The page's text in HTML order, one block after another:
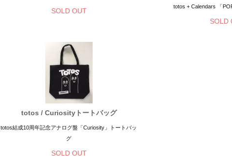
SOLD OUT
totos + Calendars 「
SOLD
totos / Curiosityトートバッグ
totos結成10周年記念アナログ盤「Curiosity」トートバッ
グ
SOLD OUT